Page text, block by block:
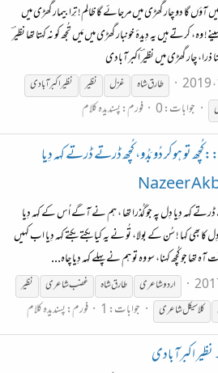
آؤں گا دو چار گھڑی میں مرجائے گا ظالِم! تِرا بیمار گھڑی میں
وہ، کرتے ہیں یہ دِیدۂ خونبار گھڑی میں مَیں تُجھ کو نہ کہتا تھا نظیرؔ
چار گھڑی میں نظیرؔ اکبرآبادی
طارق شاہ غزل نظیر نظیراکبر آبادی
جوابات: 0 فورم:پسندیدہ کلام
تو ہوکر دُو بَدُو، کُچھ ڈرتے ڈرتے کہہ دِیا
ڈرتے کہہ دِیا دِل پہ جو گُذرا تھا ، ہم نے آگے اُس کے کہہ دِیا
بھی کہا ! سُن کے بولا، تُو نے یہ کیا بکتے بکتے کہہ دِیا اب کہیں
جو کُچھ کہنا، سو وہ تو ہم نے پہلے کہہ دِیا چاہ...
اردو شاعری طارق شاہ غضب شاعری
نظیر
کلاسیکل شاعری جوابات: 1 فورم:پسندیدہ کلام
اکبرآبادی